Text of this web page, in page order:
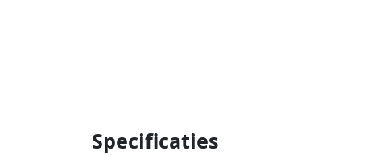
Specificaties